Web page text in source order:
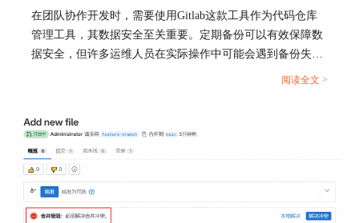
新URL地址，防止出现无法拉取代码或者上传代码
的情况。
二、GitLab数据放到哪个目录下
在团队协作开发时，需要使用Gitlab这款工具作为代码仓库
管理工具，其数据安全至关重要。定期备份可以有效保障数
据安全，但许多运维人员在实际操作中可能会遇到备份失败
的情况。一旦备份失败，不仅可能导致数据恢复困难，还可
阅读全文 >